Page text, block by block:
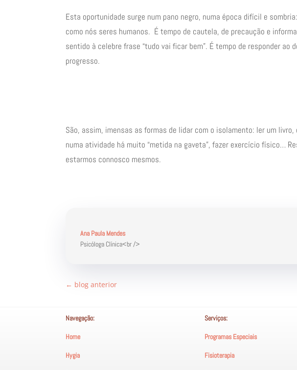
Esta oportunidade surge num pano negro, numa época difícil e
como nós seres humanos. É tempo de cautela, de precaução e
sentido à celebre frase “tudo vai ficar bem”. É tempo de responder
progresso.
São, assim, imensas as formas de lidar com o isolamento: ler um
numa atividade há muito “metida na gaveta”, fazer exercício físico…
estarmos connosco mesmos.
Ana Paula Mendes
Psicóloga Clínica<br />
← blog anterior
Navegação:
Home
Hygia
Serviços:
Programas Especiais
Fisioterapia